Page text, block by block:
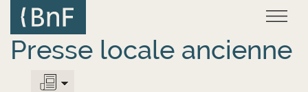
contenu
principal
Presse locale ancienne
Panneau de gestion des cookies